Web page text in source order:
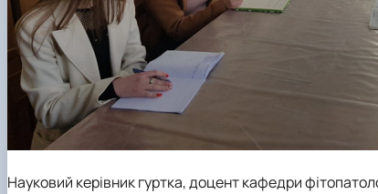
Науковий керівник гуртка, доцент кафедри